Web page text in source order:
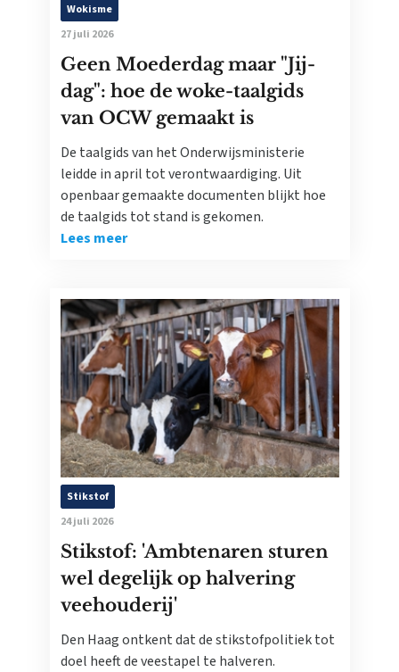
Wokisme
27 juli 2026
Geen Moederdag maar "Jij-
dag": hoe de woke-taalgids
van OCW gemaakt is
De taalgids van het Onderwijsministerie
leidde in april tot verontwaardiging. Uit
openbaar gemaakte documenten blijkt hoe
de taalgids tot stand is gekomen.
Lees meer
Stikstof
24 juli 2026
Stikstof: 'Ambtenaren sturen
wel degelijk op halvering
veehouderij'
Den Haag ontkent dat de stikstofpolitiek tot
doel heeft de veestapel te halveren.